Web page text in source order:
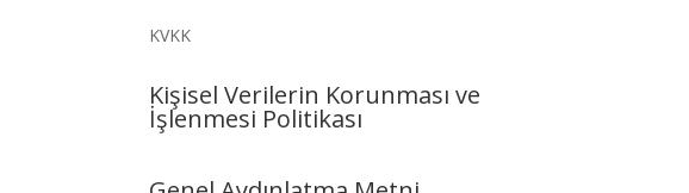
KVKK
Kişisel Verilerin Korunması ve
İşlenmesi Politikası